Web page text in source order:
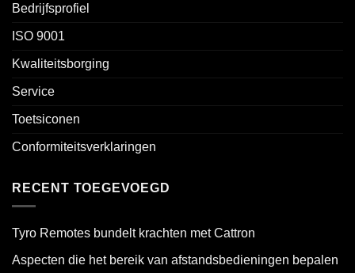
Bedrijfsprofiel
ISO 9001
Kwaliteitsborging
Service
Toetsiconen
Conformiteitsverklaringen
RECENT TOEGEVOEGD
Tyro Remotes bundelt krachten met Cattron
Aspecten die het bereik van afstandsbedieningen bepalen